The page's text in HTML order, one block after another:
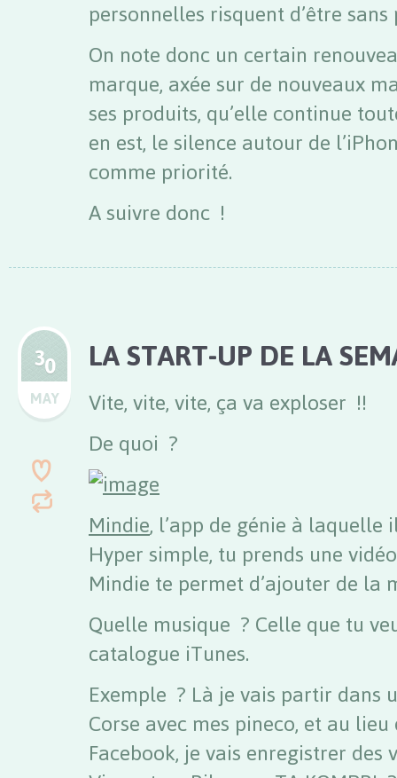
personnelles risquent d’être
On note donc un certain
marque, axée sur de nouveaux
ses produits, qu’elle continue
en est, le silence autour de
comme priorité.
A suivre donc !
LA START-UP DE LA
30
MAY
Vite, vite, vite, ça va exploser !!
De quoi ?
Mindie, l’app de génie à
Hyper simple, tu prends une
Mindie te permet d’ajouter de la
Quelle musique ? Celle que tu
catalogue iTunes.
Exemple ? Là je vais partir dans
Corse avec mes pineco, et au
Facebook, je vais enregistrer des